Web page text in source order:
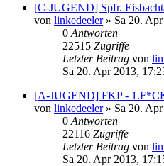
[C-JUGEND] Spfr.
von linkedeeler» Sa 20.
0 Antworten
22515 Zugriffe
Letzter Beitrag von
Sa 20. Apr 2013,
[A-JUGEND] FKP -
von linkedeeler» Sa 20.
0 Antworten
22116 Zugriffe
Letzter Beitrag von
Sa 20. Apr 2013,